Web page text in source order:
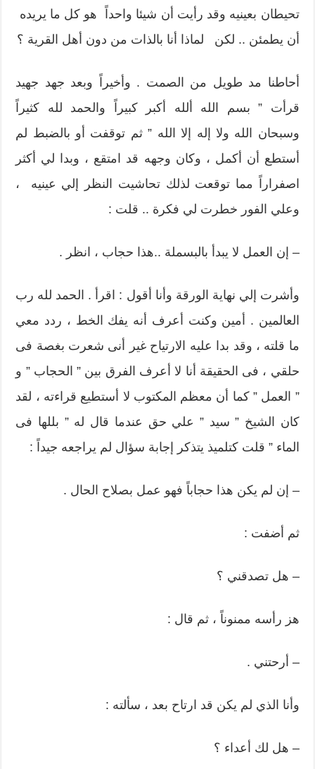
تحيطان بعينيه وقد رأيت أن شيئا واحداً هو كل ما يريده
أن يطمئن .. لكن لماذا أنا بالذات من دون أهل القرية ؟
أحاطنا مد طويل من الصمت . وأخيراً وبعد جهد جهيد
قرأت ” بسم الله ألله أكبر كبيراً والحمد لله كثيراً
وسبحان الله ولا إله إلا الله ” ثم توقفت أو بالضبط لم
أستطع أن أكمل ، وكان وجهه قد امتقع ، وبدا لي أكثر
اصفراراً مما توقعت لذلك تحاشيت النظر إلي عينيه ،
وعلي الفور خطرت لي فكرة .. قلت :
– إن العمل لا يبدأ بالبسملة ..هذا حجاب ، انظر .
وأشرت إلي نهاية الورقة وأنا أقول : اقرأ . الحمد لله رب
العالمين . أمين وكنت أعرف أنه يفك الخط ، ردد معي
ما قلته ، وقد بدا عليه الارتياح غير أنى شعرت بغصة فى
حلقي ، فى الحقيقة أنا لا أعرف الفرق بين ” الحجاب ” و
” العمل ” كما أن معظم المكتوب لا أستطيع قراءته ، لقد
كان الشيخ ” سيد ” علي حق عندما قال له ” بللها فى
الماء ” قلت كتلميذ يتذكر إجابة سؤال لم يراجعه جيداً :
– إن لم يكن هذا حجاباً فهو عمل بصلاح الحال .
ثم أضفت :
– هل تصدقني ؟
هز رأسه ممنوناً ، ثم قال :
– أرحتني .
وأنا الذي لم يكن قد ارتاح بعد ، سألته :
– هل لك أعداء ؟